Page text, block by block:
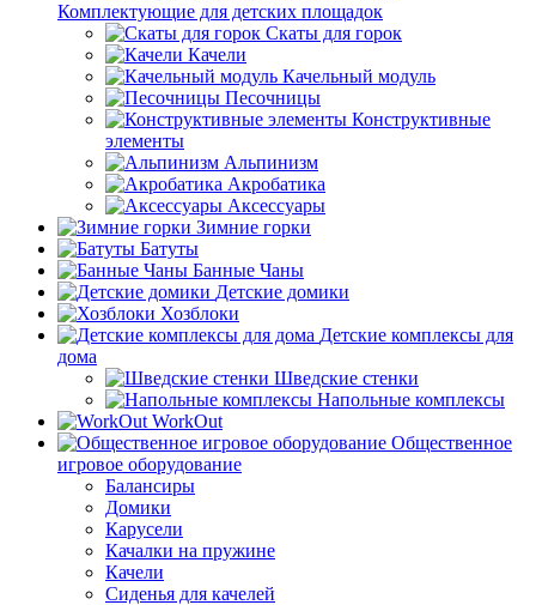
Комплектующие для детских площадок
Скаты для горок
Качели
Качельный модуль
Песочницы
Конструктивные
элементы
Альпинизм
Акробатика
Аксессуары
Зимние горки
Батуты
Банные Чаны
Детские домики
Хозблоки
Детские комплексы для
дома
Шведские стенки
Напольные комплексы
WorkOut
Общественное
игровое оборудование
Балансиры
Домики
Карусели
Качалки на пружине
Качели
Сиденья для качелей